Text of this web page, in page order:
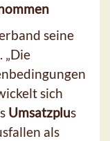
seine
„Die
sich
Umsatzplus
als